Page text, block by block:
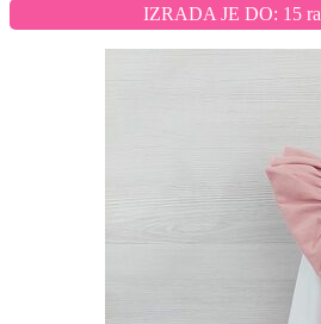
IZRADA JE DO: 15